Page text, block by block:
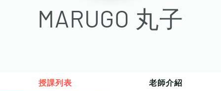
MARUGO 丸子
授課列表 老師介紹